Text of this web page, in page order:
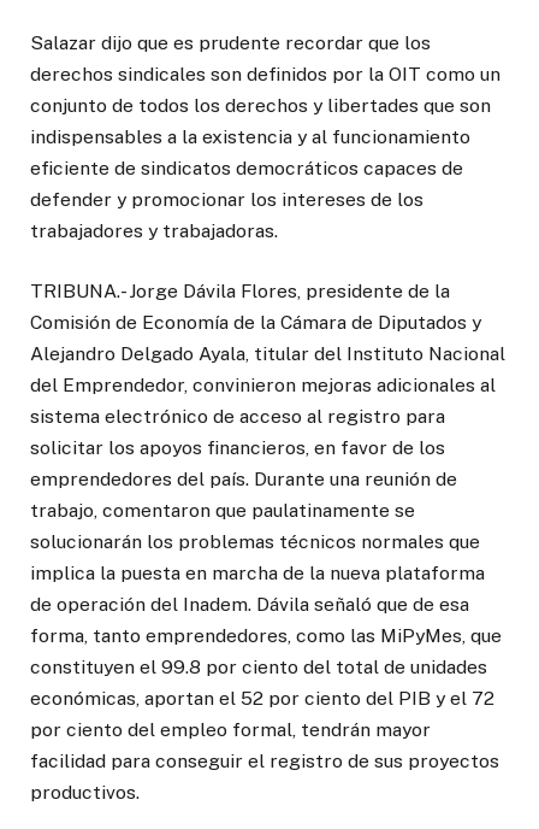
Salazar dijo que es prudente recordar que los
derechos sindicales son definidos por la OIT como un
conjunto de todos los derechos y libertades que son
indispensables a la existencia y al funcionamiento
eficiente de sindicatos democráticos capaces de
defender y promocionar los intereses de los
trabajadores y trabajadoras.
TRIBUNA.- Jorge Dávila Flores, presidente de la
Comisión de Economía de la Cámara de Diputados y
Alejandro Delgado Ayala, titular del Instituto Nacional
del Emprendedor, convinieron mejoras adicionales al
sistema electrónico de acceso al registro para
solicitar los apoyos financieros, en favor de los
emprendedores del país. Durante una reunión de
trabajo, comentaron que paulatinamente se
solucionarán los problemas técnicos normales que
implica la puesta en marcha de la nueva plataforma
de operación del Inadem. Dávila señaló que de esa
forma, tanto emprendedores, como las MiPyMes, que
constituyen el 99.8 por ciento del total de unidades
económicas, aportan el 52 por ciento del PIB y el 72
por ciento del empleo formal, tendrán mayor
facilidad para conseguir el registro de sus proyectos
productivos.